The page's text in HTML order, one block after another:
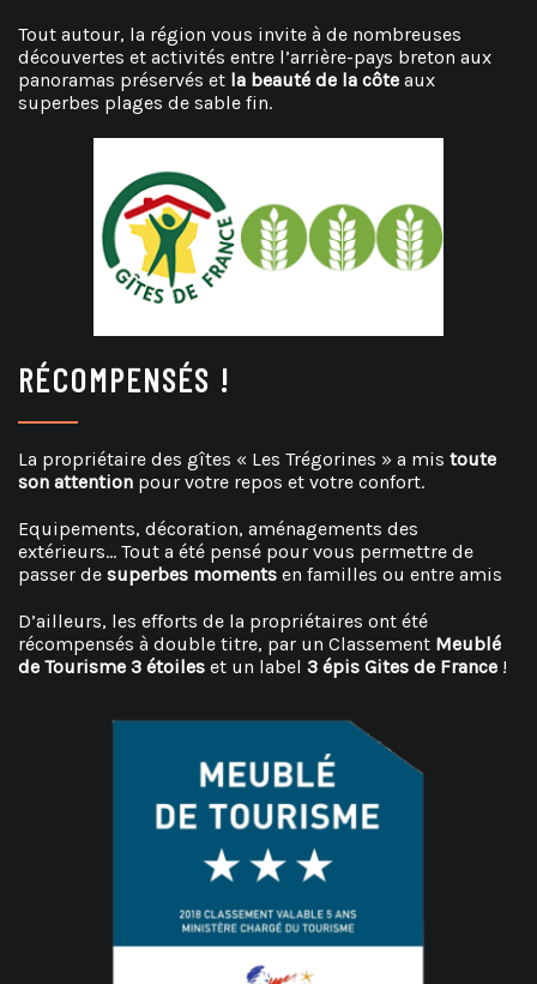
Tout autour, la région vous invite à de nombreuses
découvertes et activités entre l’arrière-pays breton aux
panoramas préservés et la beauté de la côte aux
superbes plages de sable fin.
RÉCOMPENSÉS !
La propriétaire des gîtes « Les Trégorines » a mis toute
son attention pour votre repos et votre confort.
Equipements, décoration, aménagements des
extérieurs… Tout a été pensé pour vous permettre de
passer de superbes moments en familles ou entre amis
D’ailleurs, les efforts de la propriétaires ont été
récompensés à double titre, par un Classement Meublé
de Tourisme 3 étoiles et un label 3 épis Gites de France !